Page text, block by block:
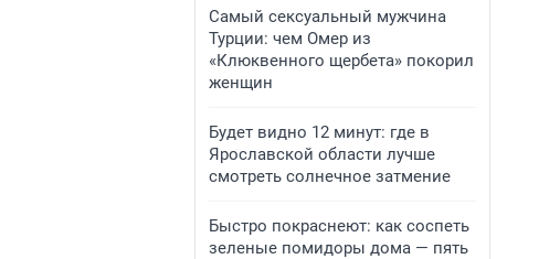
Самый сексуальный мужчина
Турции: чем Омер из
«Клюквенного щербета» покорил
женщин
Будет видно 12 минут: где в
Ярославской области лучше
смотреть солнечное затмение
Быстро покраснеют: как соспеть
зеленые помидоры дома — пять